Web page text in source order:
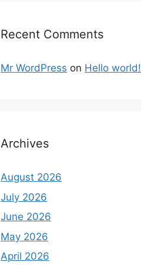
Recent Comments
Mr WordPress on Hello world!
Archives
August 2026
July 2026
June 2026
May 2026
April 2026